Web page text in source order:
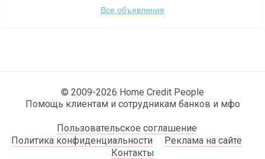
Все объявления
© 2009-2026 Home Credit People
Помощь клиентам и сотрудникам банков и мфо
Пользовательское соглашение
Политика конфиденциальности
Реклама на сайте
Контакты